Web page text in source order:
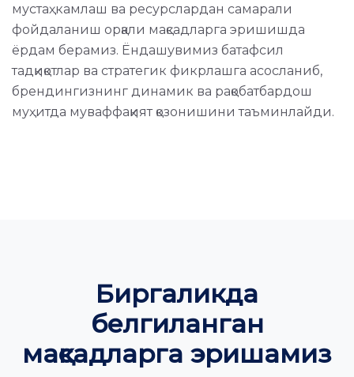
мустаҳкамлаш ва ресурслардан самарали
фойдаланиш орқали мақсадларга эришишда
ёрдам берамиз. Ёндашувимиз батафсил
тадқиқотлар ва стратегик фикрлашга асосланиб,
брендингизнинг динамик ва рақобатбардош
муҳитда муваффақият қозонишини таъминлайди.
Биргаликда
белгиланган
мақсадларга эришамиз